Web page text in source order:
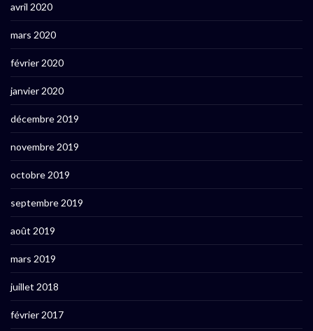
avril 2020
mars 2020
février 2020
janvier 2020
décembre 2019
novembre 2019
octobre 2019
septembre 2019
août 2019
mars 2019
juillet 2018
février 2017